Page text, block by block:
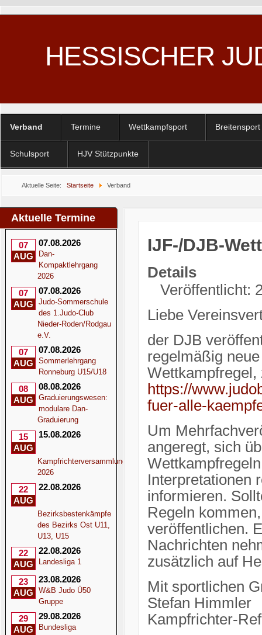
HESSISCHER
Verband Termine Wettkampfsport Breitensport
Schulsport HJV Stützpunkte
Aktuelle Seite: Startseite Verband
Aktuelle Termine
07
AUG
07.08.2026
Dan-
Kompaktlehrgang
2026
07
AUG
07.08.2026
Judo-Sommerschule
des 1.Judo-Club
Nieder-Roden/Rodgau
e.V.
07
AUG
07.08.2026
Sommerlehrgang
Ronneburg U15/U18
08
AUG
08.08.2026
Graduierungswesen:
modulare Dan-
Graduierung
15
AUG
15.08.2026
Kampfrichterversammlung
2026
22
AUG
22.08.2026
Bezirksbestenkämpfe
des Bezirks Ost U11,
U13, U15
22
AUG
22.08.2026
Landesliga 1
23
AUG
23.08.2026
W&B Judo Ü50
Gruppe
29
AUG
29.08.2026
Bundesliga
IJF-/DJB-
Details
Veröffentlicht:
Liebe
der DJB
regelmäßig
Wettkampfregel,
https://
fuer-alle-
Um
angeregt, sich
Interpretationen
informieren.
Regeln
veröffentlichen.
Nachrichten
zusätzlich auf
Mit sportlichen
Stefan Himmler
Kampfrichter-